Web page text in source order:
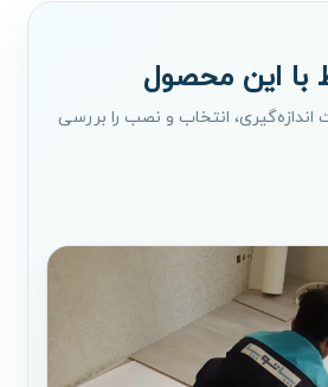
با این محصول
اندازه‌گیری، انتخاب و نصب را بررسی